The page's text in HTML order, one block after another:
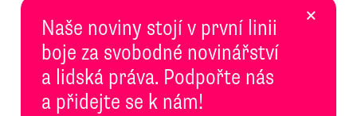
Naše noviny stojí v první linii
boje za svobodné novinářství
a lidská práva. Podpořte nás
a přidejte se k nám!
×